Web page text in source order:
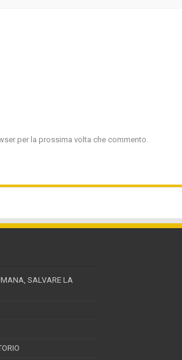
per la prossima volta che commento.
SALVARE LA